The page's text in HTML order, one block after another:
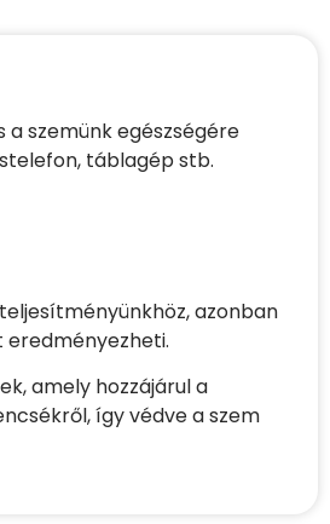
szemünk egészségére
táblagép stb.
azonban
eredményezheti.
amely hozzájárul a
így védve a szem